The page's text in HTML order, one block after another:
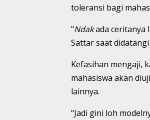
toleransi bagi
"Ndakada ceritanya
Sattar saat didatangi
Kefasihan mengaji,
mahasiswa akan
lainnya.
"Jadi gini loh